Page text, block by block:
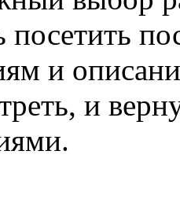
посетить
и
и